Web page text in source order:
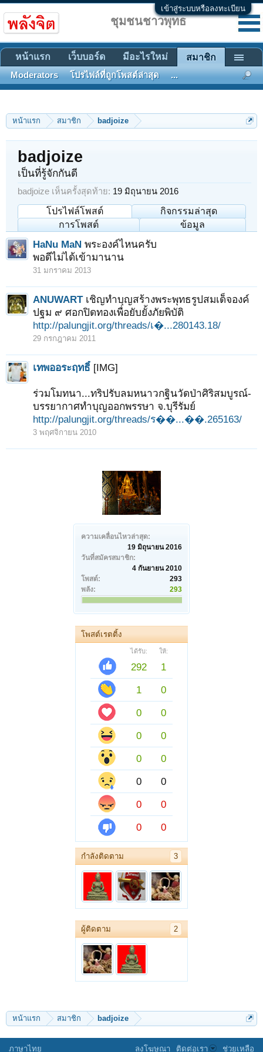
เข้าสู่ระบบหรือลงทะเบียน
หน้าแรก สมาชิก badjoize
ความเคลื่อนไหวล่าสุด:
19 มิถุนายน 2016
วันที่สมัครสมาชิก:
4 กันยายน 2010
โพสต์:
293
พลัง:
293
โพสต์เรตติ้ง
ได้รับ: ให้:
292
1
1
0
0
0
0
0
0
0
0
0
0
0
0
0
กำลังติดตาม 3
ผู้ติดตาม 2
badjoize
เป็นที่รู้จักกันดี
badjoize เห็นครั้งสุดท้าย: 19 มิถุนายน 2016
โปรไฟล์โพสต์
กิจกรรมล่าสุด
การโพสต์
ข้อมูล
HaNu MaN พระองค์ไหนครับ
พอดีไม่ได้เข้ามานาน
31 มกราคม 2013
ANUWART เชิญทำบุญสร้างพระพุทธรูปสมเด็จองค์
ปฐม ๙ ศอกปิดทองเพื่อยับยั้งภัยพิบัติ
http://palungjit.org/threads/เ�...280143.18/
29 กรกฎาคม 2011
เทพออระฤทธิ์ [IMG]
ร่วมโมทนา...ทริปรับลมหนาวกฐินวัดป่าศิริสมบูรณ์-
บรรยากาศทำบุญออกพรรษา จ.บุรีรัมย์
http://palungjit.org/threads/ร��...��.265163/
3 พฤศจิกายน 2010
หน้าแรก สมาชิก badjoize
ชุมชนชาวพุทธ
หน้าแรก เว็บบอร์ด มีอะไรใหม่ สมาชิก
Moderators โปรไฟล์ที่ถูกโพสต์ล่าสุด ...
ภาษาไทย ลงโฆษณา ติดต่อเรา ช่วยเหลือ